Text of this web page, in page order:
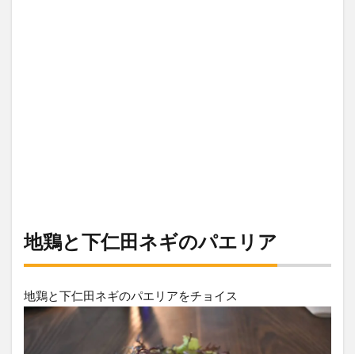
地鶏と下仁田ネギのパエリア
地鶏と下仁田ネギのパエリアをチョイス